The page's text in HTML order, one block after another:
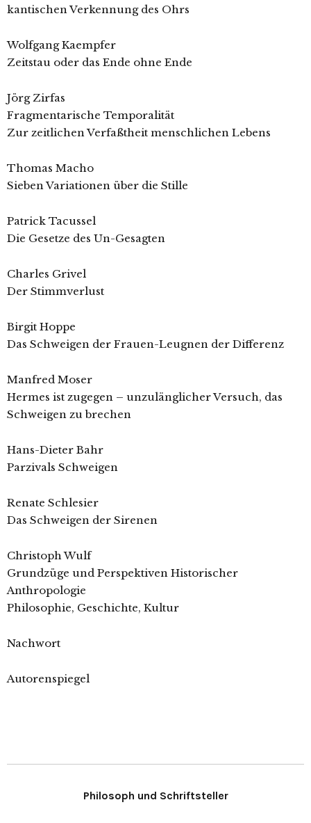
kantischen Verkennung des Ohrs
Wolfgang Kaempfer
Zeitstau oder das Ende ohne Ende
Jörg Zirfas
Fragmentarische Temporalität
Zur zeitlichen Verfaßtheit menschlichen Lebens
Thomas Macho
Sieben Variationen über die Stille
Patrick Tacussel
Die Gesetze des Un-Gesagten
Charles Grivel
Der Stimmverlust
Birgit Hoppe
Das Schweigen der Frauen-Leugnen der Differenz
Manfred Moser
Hermes ist zugegen – unzulänglicher Versuch, das
Schweigen zu brechen
Hans-Dieter Bahr
Parzivals Schweigen
Renate Schlesier
Das Schweigen der Sirenen
Christoph Wulf
Grundzüge und Perspektiven Historischer
Anthropologie
Philosophie, Geschichte, Kultur
Nachwort
Autorenspiegel
Philosoph und Schriftsteller